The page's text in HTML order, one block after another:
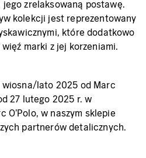
zrelaksowaną postawę.
kolekcji jest reprezentowany
które dodatkowo
marki z jej korzeniami.
lato 2025 od Marc
27 lutego 2025 r. w
O'Polo, w naszym sklepie
partnerów detalicznych.